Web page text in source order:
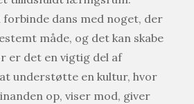
forbinde dans med noget, der
måde, og det kan skabe
er det en vigtig del af
understøtte en kultur, hvor
op, viser mod, giver